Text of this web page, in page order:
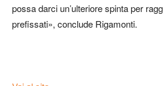
possa darci un’ulteriore spinta per
prefissati», conclude Rigamonti.